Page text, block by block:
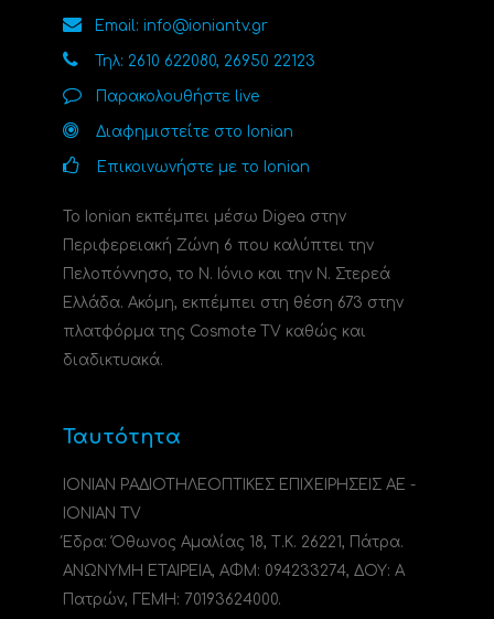
Email: info@ioniantv.gr
Τηλ: 2610 622080, 26950 22123
Παρακολουθήστε live
Διαφημιστείτε στο Ionian
Επικοινωνήστε με το Ionian
Το Ionian εκπέμπει μέσω Digea στην
Περιφερειακή Ζώνη 6 που καλύπτει την
Πελοπόννησο, το N. Ιόνιο και την Ν. Στερεά
Ελλάδα. Ακόμη, εκπέμπει στη θέση 673 στην
πλατφόρμα της Cosmote TV καθώς και
διαδικτυακά.
Ταυτότητα
ΙΟΝΙΑΝ ΡΑΔΙΟΤΗΛΕΟΠΤΙΚΕΣ ΕΠΙΧΕΙΡΗΣΕΙΣ ΑΕ -
IONIAN TV
Έδρα: Όθωνος Αμαλίας 18, Τ.Κ. 26221, Πάτρα.
ΑΝΩΝΥΜΗ ΕΤΑΙΡΕΙΑ, ΑΦΜ: 094233274, ΔΟΥ: A
Πατρών, ΓΕΜΗ: 70193624000.